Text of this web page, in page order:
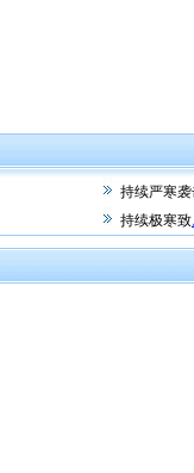
持续严寒
持续极寒致